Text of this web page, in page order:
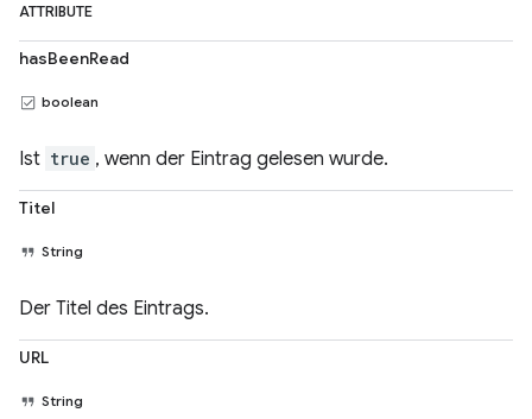
ATTRIBUTE
hasBeenRead
boolean
Ist true , wenn der Eintrag gelesen wurde.
Titel
String
Der Titel des Eintrags.
URL
String